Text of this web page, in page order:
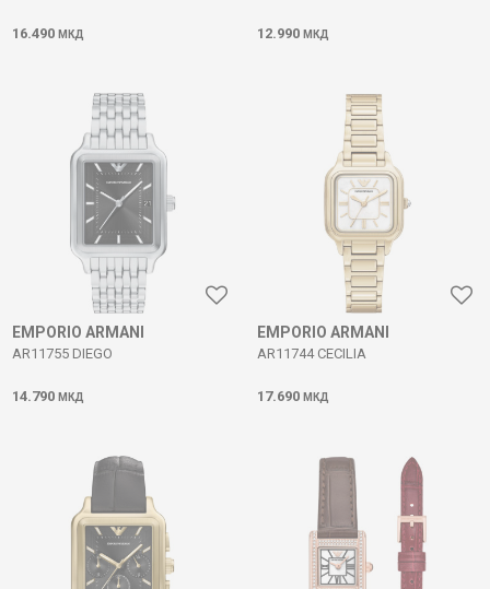
16.490 МКД 12.990 МКД
EMPORIO ARMANI
AR11755 DIEGO
14.790 МКД
EMPORIO ARMANI
AR11744 CECILIA
17.690 МКД